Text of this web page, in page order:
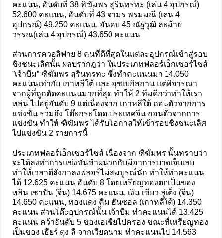
คะแนน, อันดับที่ 38 ทิฆัมพร สุรินทรทะ (เล่น 4 อุปกรณ์)
52.600 คะแนน, อันดับที่ 43 จามร พรมมณี (เล่น 4
อุปกรณ์) 49.250 คะแนน, อันดบ 45 ณัฐวุฒิ ละม้าย
วรรณ(เล่น 4 อุปกรณ์) 43.650 คะแนน
ส่วนการควอลิฟาย 8 คนที่ดีที่สุดในแต่ละอุปกรณ์เข้าสู่รอบ
ชิงชนะเลิศนั้น ผลปรากฏว่า ในประเภทฟลอร์เอ็กเซอร์ไซส์
”เจ้าบีม” ฑิฆัมพร สุรินทรทะ ซึ่งทำคะแนนมา 14.050
คะแนนเท่ากับ เกาหลีใต้ และ อุซเบกิสถาน แต่พิจารณา
จากผู้ที่ถูกตัดคะแนนมากที่สุด ทำให้ 2 ทีมดีกว่าทำให้เรา
หล่น ไปอยู่อันดับ 9 แต่เนื่องจาก เกาหลีใต้ ถอนตัวจากการ
แข่งขัน รวมถึง โต๊ะกระโดด ประเทศจีน ถอนตัวจากการ
แข่งขัน ทำให้ ฑิฆัมพร ได้รับโอกาสให้เข้ารอบชิงชนะเลิศ
ไปแข่งขัน 2 รายการนี้
ประเภทฟลอร์เอ็กเซอร์ไซส์ เนื่องจาก ฑิฆัมพร นั้นทราบว่า
จะได้ลงทำการแข่งขันช้าผนวกกับมีอาการบาดเจ็บเลย
ทำให้เวลาตีลังกาลงฟลอร์ไม่สมบูรณ์นัก ทำให้ทำคะแนน
ได้ 12.625 คะแนน อันดับ 8 โดยเหรียญทองตกเป็นของ
หลิน เชาปัน (จีน) 14.675 คะแนน, เงิน เซียว ลู่เต็ง (จีน)
14.650 คะแนน, ทองแดง คิม ฮันซอล (เกาหลีใต้) 14.350
คะแนน ส่วนโต๊ะอุปกรณ์นั้น เจ้าบีม ทำคะแนนได้ 13.425
คะแนน คว้าอันดับ 5 ของเอเชียไปครอง ขณะที่เหรียญทอง
เป็นของ เธียร์ ตุง ลี จากเวียดนาม ทำคะแนนไป 14.563